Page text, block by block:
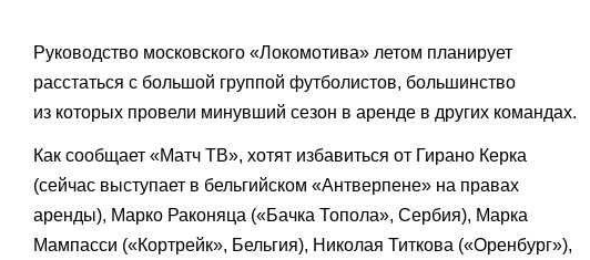
Руководство московского «Локомотива» летом планирует
расстаться с большой группой футболистов, большинство
из которых провели минувший сезон в аренде в других командах.
Как сообщает «Матч ТВ», хотят избавиться от Гирано Керка
(сейчас выступает в бельгийском «Антверпене» на правах
аренды), Марко Раконяца («Бачка Топола», Сербия), Марка
Мампасси («Кортрейк», Бельгия), Николая Титкова («Оренбург»),